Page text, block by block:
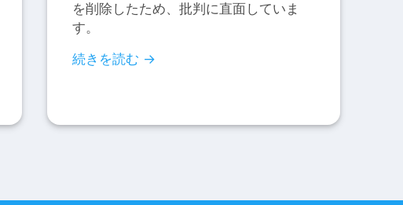
を削除したため、批判に直面していま
す。
続きを読む →